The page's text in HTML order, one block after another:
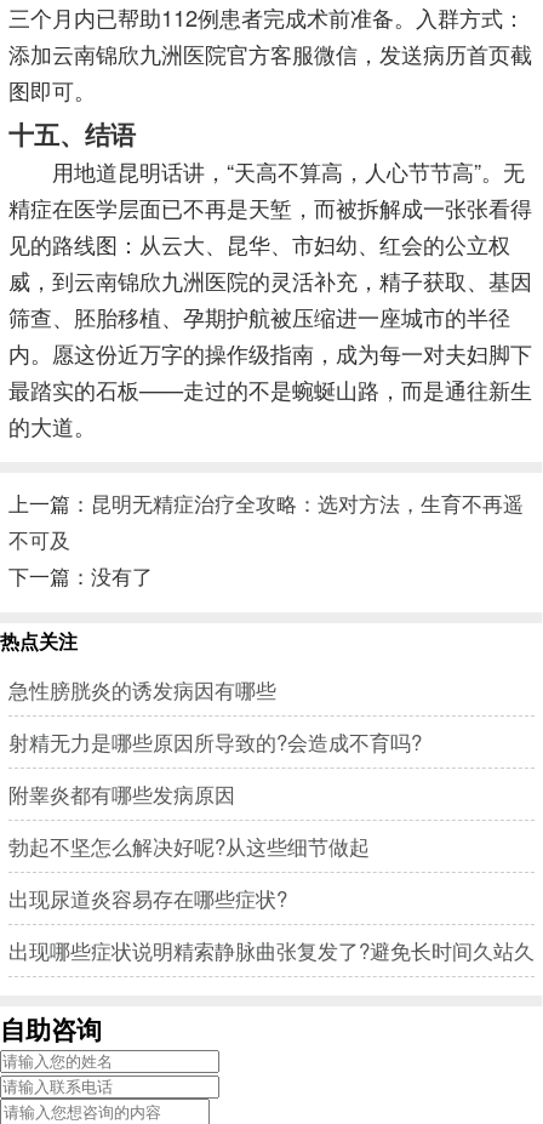
三个月内已帮助112例患者完成术前准备。入群方式：
添加云南锦欣九洲医院官方客服微信，发送病历首页截
图即可。
十五、结语
用地道昆明话讲，“天高不算高，人心节节高”。无
精症在医学层面已不再是天堑，而被拆解成一张张看得
见的路线图：从云大、昆华、市妇幼、红会的公立权
威，到云南锦欣九洲医院的灵活补充，精子获取、基因
筛查、胚胎移植、孕期护航被压缩进一座城市的半径
内。愿这份近万字的操作级指南，成为每一对夫妇脚下
最踏实的石板——走过的不是蜿蜒山路，而是通往新生
的大道。
上一篇： 昆明无精症治疗全攻略：选对方法，生育不再遥
不可及
下一篇：没有了
热点关注
急性膀胱炎的诱发病因有哪些
射精无力是哪些原因所导致的?会造成不育吗?
附睾炎都有哪些发病原因
勃起不坚怎么解决好呢?从这些细节做起
出现尿道炎容易存在哪些症状?
出现哪些症状说明精索静脉曲张复发了?避免长时间久站久
自助咨询